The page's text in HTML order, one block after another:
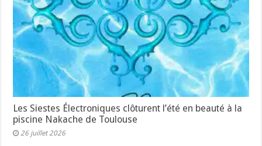
Les Siestes Électroniques clôturent l’été en beauté à la
piscine Nakache de Toulouse
26 juillet 2026